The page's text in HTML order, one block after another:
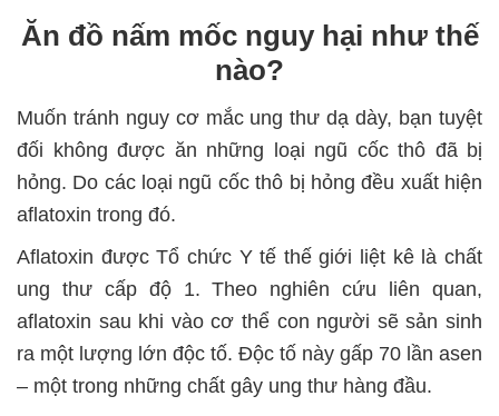
Ăn đồ nấm mốc nguy hại như thế
nào?
Muốn tránh nguy cơ mắc ung thư dạ dày, bạn tuyệt
đối không được ăn những loại ngũ cốc thô đã bị
hỏng. Do các loại ngũ cốc thô bị hỏng đều xuất hiện
aflatoxin trong đó.
Aflatoxin được Tổ chức Y tế thế giới liệt kê là chất
ung thư cấp độ 1. Theo nghiên cứu liên quan,
aflatoxin sau khi vào cơ thể con người sẽ sản sinh
ra một lượng lớn độc tố. Độc tố này gấp 70 lần asen
– một trong những chất gây ung thư hàng đầu.